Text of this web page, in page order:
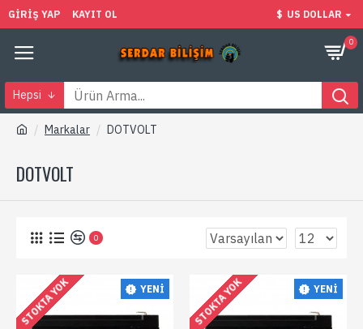
GIRIŞ YAP KAYIT OL $ US DOLLAR
0
Hepsi
Markalar DOTVOLT
DOTVOLT
0
YENI
STOKTA YOK YENI
STOKTA YOK